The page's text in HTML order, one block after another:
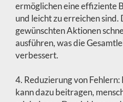
ermöglichen eine effiziente
und leicht zu erreichen
gewünschten Aktionen
ausführen, was die
verbessert.
4. Reduzierung von
kann dazu beitragen,